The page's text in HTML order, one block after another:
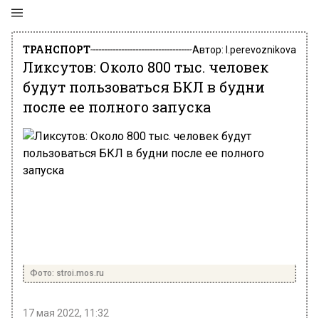
ТРАНСПОРТ Автор: l.perevoznikova
Ликсутов: Около 800 тыс. человек
будут пользоваться БКЛ в будни
после ее полного запуска
Фото: stroi.mos.ru
17 мая 2022, 11:32